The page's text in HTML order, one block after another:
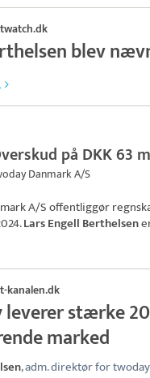
blev
på DKK 63
Danmark A/S
A/Soffentliggør
Lars Engell Berthelsen
kanalen.dk
stærke
marked
, adm. direktør for